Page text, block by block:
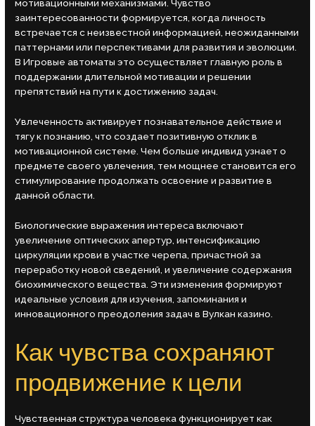
мотивационными механизмами. Чувство
заинтересованности формируется, когда личность
встречается с неизвестной информацией, неожиданными
паттернами или перспективами для развития и эволюции.
В Игровые автоматы это осуществляет главную роль в
поддержании длительной мотивации и решении
препятствий на пути к достижению задач.
Увлеченность активирует познавательное действие и
тягу к познанию, что создает позитивную отклик в
мотивационной системе. Чем больше индивид узнает о
предмете своего увлечения, тем мощнее становится его
стимулирование продолжать освоение и развитие в
данной области.
Биологические выражения интереса включают
увеличение оптических апертур, интенсификацию
циркуляции крови в участке черепа, причастной за
переработку новой сведений, и увеличение содержания
биохимического вещества. Эти изменения формируют
идеальные условия для изучения, запоминания и
инновационного преодоления задач в Вулкан казино.
Как чувства сохраняют
продвижение к цели
Чувственная структура человека функционирует как